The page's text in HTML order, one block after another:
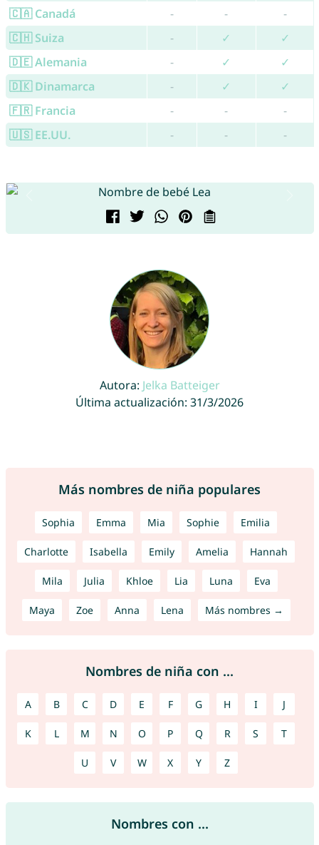
🇨🇦 Canadá
- -
-
🇨🇭 Suiza
- ✓
✓
🇩🇪 Alemania
- ✓
✓
🇩🇰 Dinamarca
- ✓
✓
🇫🇷 Francia
- -
-
🇺🇸 EE.UU.
- - -
Autora: Jelka Batteiger
Última actualización: 31/3/2026
Más nombres de niña populares
Sophia Emma Mia Sophie Emilia
Charlotte Isabella Emily Amelia Hannah
Mila Julia Khloe Lia Luna Eva
Maya Zoe Anna Lena Más nombres →
Nombres de niña con ...
A B C D E F G H I J
K L M N O P Q R S T
U V W X Y Z
Nombres con ...